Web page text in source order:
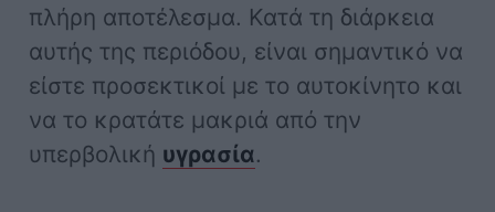
πλήρη αποτέλεσμα. Κατά τη διάρκεια
αυτής της περιόδου, είναι σημαντικό να
είστε προσεκτικοί με το αυτοκίνητο και
να το κρατάτε μακριά από την
υπερβολική υγρασία.